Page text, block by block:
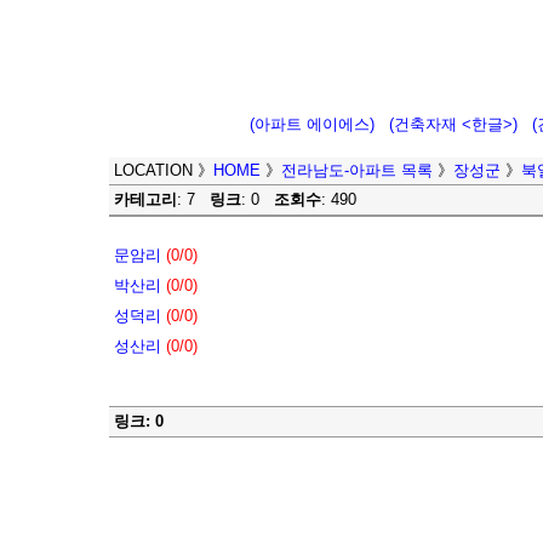
(아파트 에이에스) (건축자재 <한글>) (
LOCATION 》 HOME 》 전라남도-아파트 목록 》 장성군 》 북
카테고리 : 7 링크: 0 조회수: 490
문암리 (0/0)
박산리 (0/0)
성덕리 (0/0)
성산리 (0/0)
링크: 0